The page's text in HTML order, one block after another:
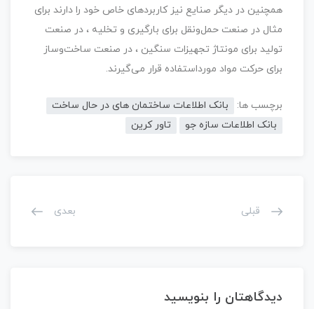
همچنین در دیگر صنایع نیز کاربردهای خاص خود را دارند برای
مثال در صنعت حمل‌ونقل برای بارگیری و تخلیه ، در صنعت
تولید برای مونتاژ تجهیزات سنگین ، در صنعت ساخت‌وساز
برای حرکت مواد مورداستفاده قرار می‌گیرند.
برچسب ها:
بانک اطلاعات ساختمان های در حال ساخت
بانک اطلاعات سازه جو
تاور کرین
قبلی بعدی
دیدگاهتان را بنویسید